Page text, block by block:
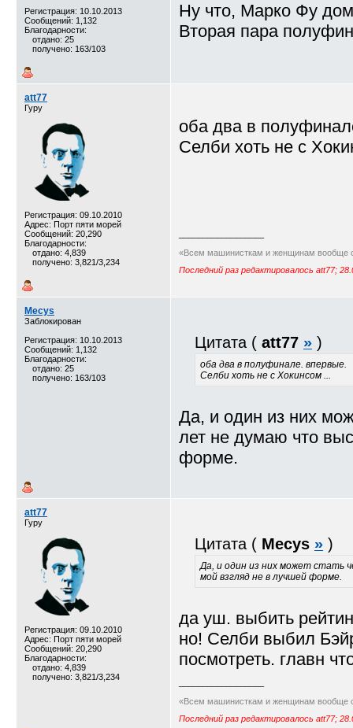
Регистрация: 10.10.2013
Сообщений: 1,132
Благодарности:
отдано: 25
получено: 163/103
Ну что, Марко Фу
Вторая пара
att77
Гуру
Регистрация: 09.10.2010
Адрес: Порт пяти морей
Сообщений: 20,290
Благодарности:
отдано: 4,839
получено: 3,821/3,234
оба два в
Селби хоть не с
«Всем машинисткам и женщинам вообще
Последний раз редактировалось att77;
Mecys
Заблокирован
Регистрация: 10.10.2013
Сообщений: 1,132
Благодарности:
отдано: 25
получено: 163/103
Цитата ( att77 » )
оба два в полуфинале. впервые.
Селби хоть не с Хокинсом ...
Да, и один из них
лет не думаю что
форме.
att77
Гуру
Регистрация: 09.10.2010
Адрес: Порт пяти морей
Сообщений: 20,290
Благодарности:
отдано: 4,839
получено: 3,821/3,234
Цитата ( Mecys » )
Да, и один из них может стать
мой взгляд не в лучшей форме.
да уш. выбить
но! Селби выбил
посмотреть. главн
«Всем машинисткам и женщинам вообще
Последний раз редактировалось att77;